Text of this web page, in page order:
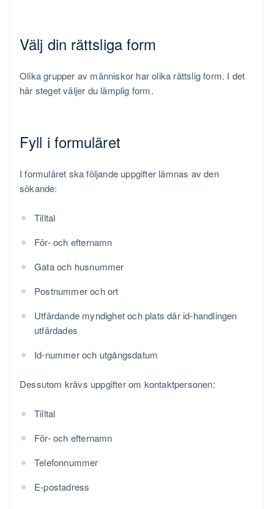
Välj din rättsliga form
Olika grupper av människor har olika rättslig form. I det
här steget väljer du lämplig form.
Fyll i formuläret
I formuläret ska följande uppgifter lämnas av den
sökande:
Tilltal
För- och efternamn
Gata och husnummer
Postnummer och ort
Utfärdande myndighet och plats där id-handlingen
utfärdades
Id-nummer och utgångsdatum
Dessutom krävs uppgifter om kontaktpersonen:
Tilltal
För- och efternamn
Telefonnummer
E-postadress